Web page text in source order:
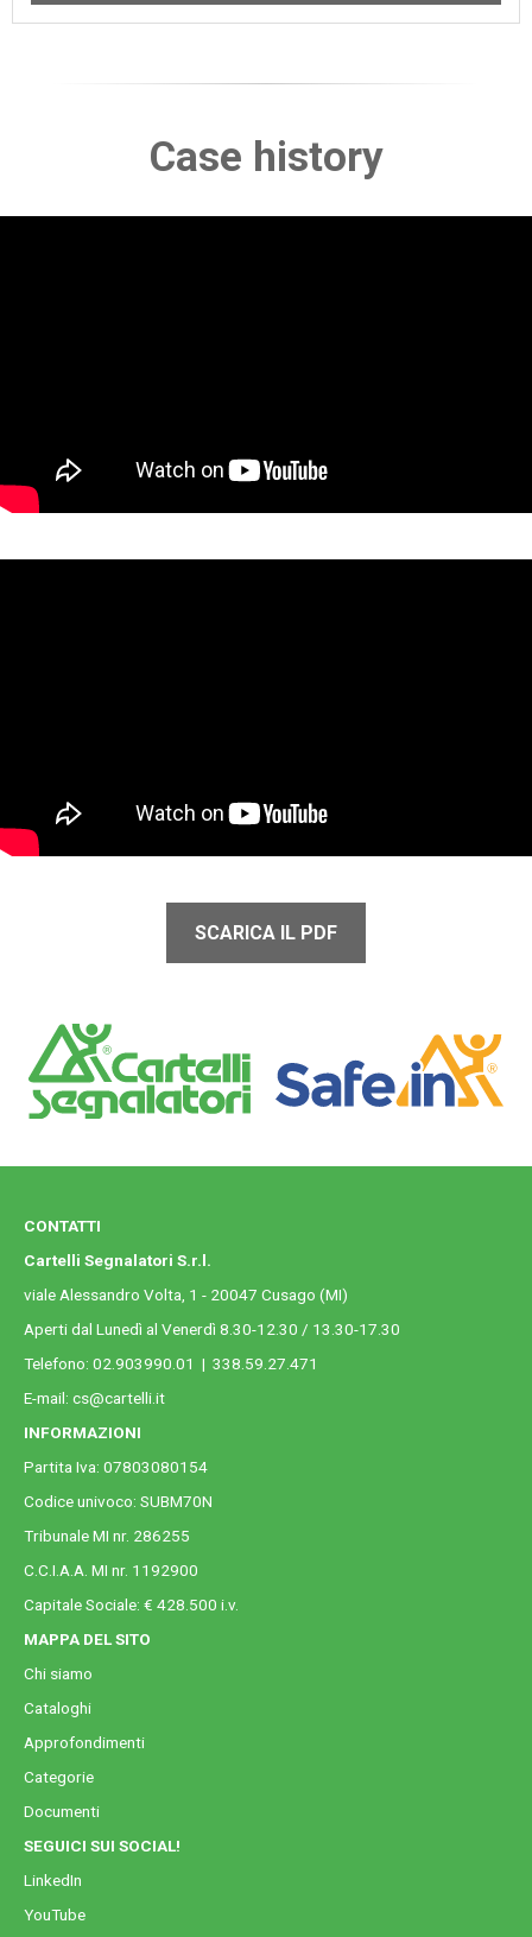
Case history
SCARICA IL PDF
CONTATTI
Cartelli Segnalatori S.r.l.
viale Alessandro Volta, 1 - 20047 Cusago (MI)
Aperti dal Lunedì al Venerdì 8.30-12.30 / 13.30-17.30
Telefono: 02.903990.01 | 338.59.27.471
E-mail: cs@cartelli.it
INFORMAZIONI
Partita Iva: 07803080154
Codice univoco: SUBM70N
Tribunale MI nr. 286255
C.C.I.A.A. MI nr. 1192900
Capitale Sociale: € 428.500 i.v.
MAPPA DEL SITO
Chi siamo
Cataloghi
Approfondimenti
Categorie
Documenti
SEGUICI SUI SOCIAL!
LinkedIn
YouTube